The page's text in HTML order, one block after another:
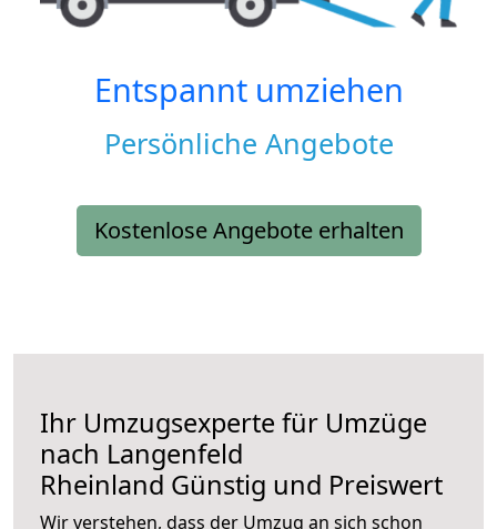
Entspannt umziehen
Persönliche Angebote
Kostenlose Angebote erhalten
Ihr Umzugsexperte für Umzüge
nach Langenfeld
Rheinland Günstig und Preiswert
Wir verstehen, dass der Umzug an sich schon